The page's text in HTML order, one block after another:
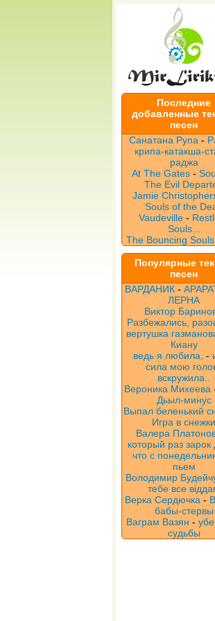
Последние
добавленные
песен
Санатана Рупа -
крипа-катакша-
раджа
At The Gates-
The Evil
Jamie
Souls of the
Vaudeville -
Souls...
The Bouncing Souls
Популярные
песен
ВАРДАНИК -
ЛЕРНА
Виктор
Разбежались,
вертушка
Киану
ведь я любила, -
сила мою
вскружила..
Вероника Михеева
Дьыл-минус
Выпал беленький
Игра в снежки
Валера
который раз зарок
что с
пьем
Володимир
тебе все
Верка Сердючка -
бабы-стервы
Ваграм Вазян -
судьбы